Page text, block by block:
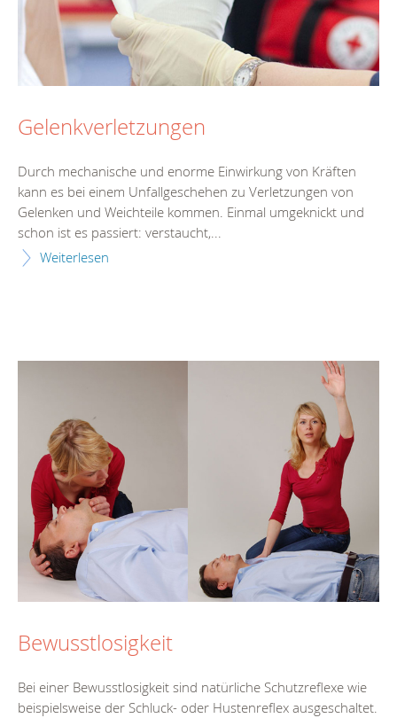
Gelenkverletzungen
Durch mechanische und enorme Einwirkung von Kräften
kann es bei einem Unfallgeschehen zu Verletzungen von
Gelenken und Weichteile kommen. Einmal umgeknickt und
schon ist es passiert: verstaucht,...
Weiterlesen
Bewusstlosigkeit
Bei einer Bewusstlosigkeit sind natürliche Schutzreflexe wie
beispielsweise der Schluck- oder Hustenreflex ausgeschaltet.